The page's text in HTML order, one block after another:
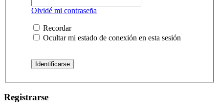
Olvidé mi contraseña
Recordar
Ocultar mi estado de conexión en esta sesión
Registrarse